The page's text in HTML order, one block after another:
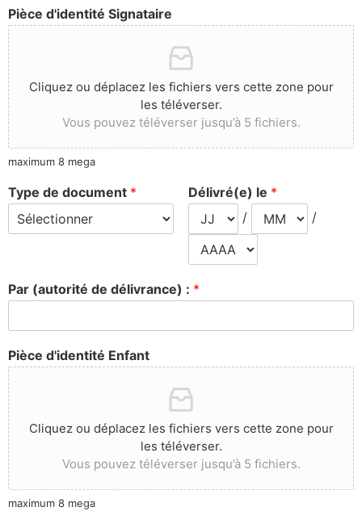
Pièce d'identité Signataire
Cliquez ou déplacez les fichiers vers cette zone pour
les téléverser.
Vous pouvez téléverser jusqu’à 5 fichiers.
maximum 8 mega
Type de document * Délivré(e) le *
/
/
Par (autorité de délivrance) : *
Pièce d'identité Enfant
Cliquez ou déplacez les fichiers vers cette zone pour
les téléverser.
Vous pouvez téléverser jusqu’à 5 fichiers.
maximum 8 mega